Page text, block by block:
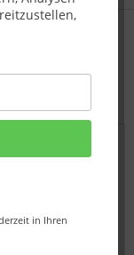
in Ihren
zur